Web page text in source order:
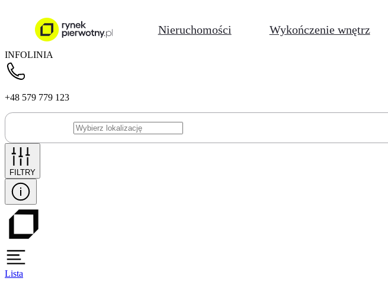
Nieruchomości Wykończenie wnętrz
INFOLINIA
+48 579 779 123
FILTRY
Lista